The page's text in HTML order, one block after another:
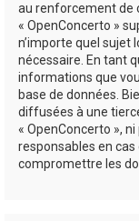
au renforcement de
« OpenConcerto »
n’importe quel sujet
nécessaire. En tant
informations que
base de données.
diffusées à une
« OpenConcerto »,
responsables en
compromettre les